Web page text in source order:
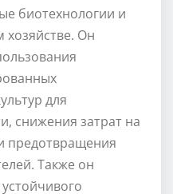
биотехнологии и
хозяйстве. Он
для
снижения затрат на
предотвращения
Также он